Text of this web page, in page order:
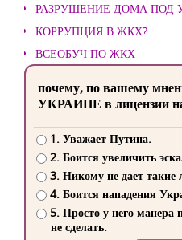
РАЗРУШЕНИЕ ДОМА ПОД
КОРРУПЦИЯ В ЖКХ?
ВСЕОБУЧ ПО ЖКХ
почему, по вашему
УКРАИНЕ в лицензии на
1. Уважает Путина.
2. Боится увеличить
3. Никому не дает такие
4. Боится нападения
5. Просто у него манера
не сделать.